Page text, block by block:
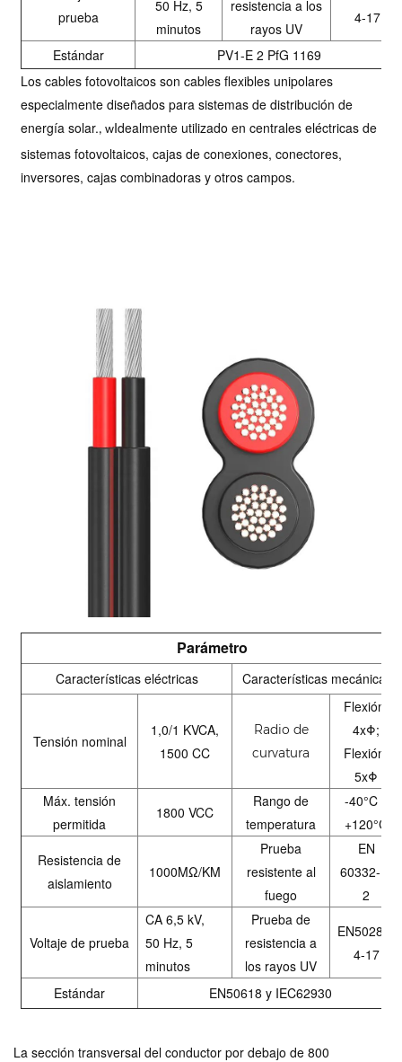
prueba
50 Hz, 5
minutos
resistencia a los
rayos UV
4-17
Estándar
PV1-E 2 PfG 1169
Los cables fotovoltaicos son cables flexibles unipolares
especialmente diseñados para sistemas de distribución de
energía solar., wIdealmente utilizado en centrales eléctricas de
sistemas fotovoltaicos, cajas de conexiones, conectores,
inversores, cajas combinadoras y otros campos.
Parámetro
Características eléctricas Características mecánicas
Tensión nominal
1,0/1 KVCA,
1500 CC
Radio de
curvatura
Flexión:
4xΦ;
Flexión:
5xΦ
Máx. tensión
permitida
1800 VCC
Rango de
temperatura
-40°C ~
+120°C
Resistencia de
aislamiento
1000ΜΩ/KM
Prueba
resistente al
fuego
EN
60332-1-
2
Voltaje de prueba
CA 6,5 kV,
50 Hz, 5
minutos
Prueba de
resistencia a
los rayos UV
EN50289-
4-17
Estándar EN50618 y IEC62930
La sección transversal del conductor por debajo de 800